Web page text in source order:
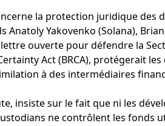
la protection juridique des
Yakovenko (Solana),
ouverte pour défendre la
Act (BRCA), protégerait
à des intermédiaires
insiste sur le fait que ni les
ne contrôlent les fonds